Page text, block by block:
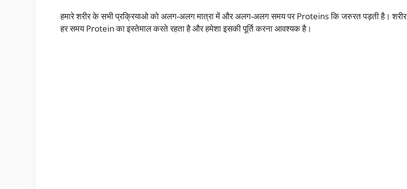
हमारे शरीर के सभी प्रक्रियाओ को अलग-अलग मात्रा में और अलग-अलग समय पर Proteins कि जरुरत पड़ती है। शरीर
हर समय Protein का इस्तेमाल करते रहता है और हमेशा इसकी पूर्ति करना आवश्यक है।